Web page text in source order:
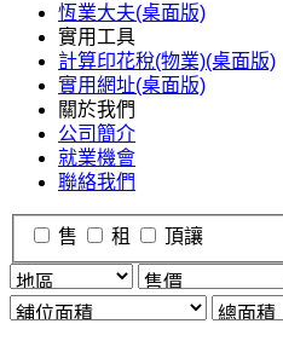
恆業大夫(桌面版)
實用工具
計算印花稅(物業)(桌面版)
實用網址(桌面版)
關於我們
公司簡介
就業機會
聯絡我們
售 租 頂讓